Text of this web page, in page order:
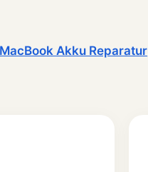
MacBook Akku Reparatur